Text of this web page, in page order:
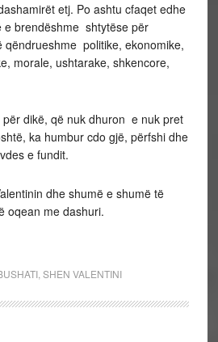
etj. Po ashtu cfaqet edhe
e brendëshme shtytëse për
qëndrueshme politike, ekonomike,
morale, ushtarake, shkencore,
për dikë, që nuk dhuron e nuk pret
ka humbur cdo gjë, përfshi dhe
e fundit.
dhe shumë e shumë të
oqean me dashuri.
, SHEN VALENTINI